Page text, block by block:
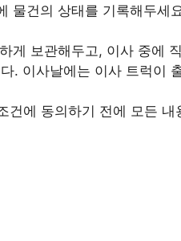
물건의 상태를 기록해두세
게 보관해두고, 이사 중에
. 이사날에는 이사 트럭이
에 동의하기 전에 모든